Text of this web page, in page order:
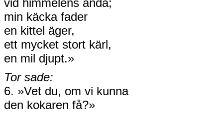
min käcka fader
en kittel äger,
ett mycket stort kärl,
en mil djupt.»
Tor sade:
6. »Vet du, om vi kunna
den kokaren få?»